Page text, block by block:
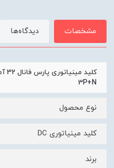
مشخصات دیدگاه‌ها
3P+N
نوع محصول
کلید مینیاتوری DC
برند